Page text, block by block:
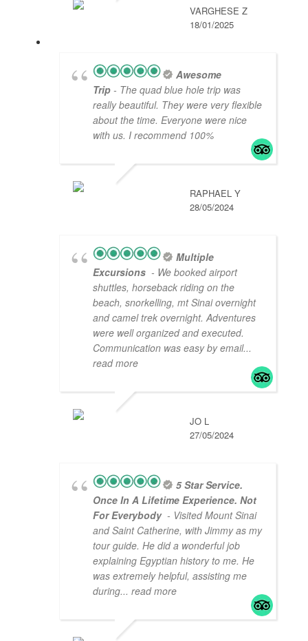
VARGHESE Z
18/01/2025
Awesome
Trip - The quad blue hole trip was
really beautiful. They were very flexible
about the time. Everyone were nice
with us. I recommend 100%
RAPHAEL Y
28/05/2024
Multiple
Excursions - We booked airport
shuttles, horseback riding on the
beach, snorkelling, mt Sinai overnight
and camel trek overnight. Adventures
were well organized and executed.
Communication was easy by email...
read more
JO L
27/05/2024
5 Star Service.
Once In A Lifetime Experience. Not
For Everybody - Visited Mount Sinai
and Saint Catherine, with Jimmy as my
tour guide. He did a wonderful job
explaining Egyptian history to me. He
was extremely helpful, assisting me
during... read more